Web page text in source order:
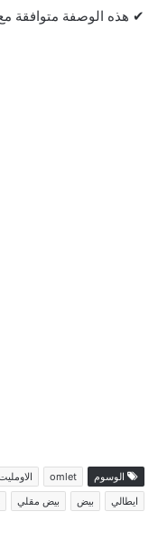
✔ هذه الوصفة متوافقة
الوسوم omlet
ايطالي
بيض بيض مقلي